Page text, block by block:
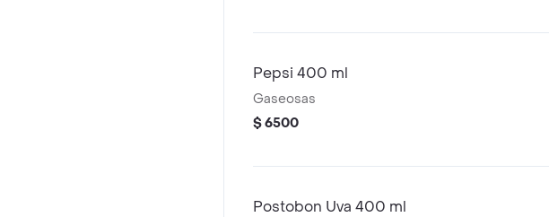
Pepsi 400 ml
Gaseosas
$ 6500
Postobon Uva 400 ml